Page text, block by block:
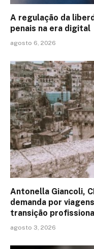
A regulação da
penais na era digital
agosto 6, 2026
Antonella Giancoli,
demanda por
transição
agosto 3, 2026